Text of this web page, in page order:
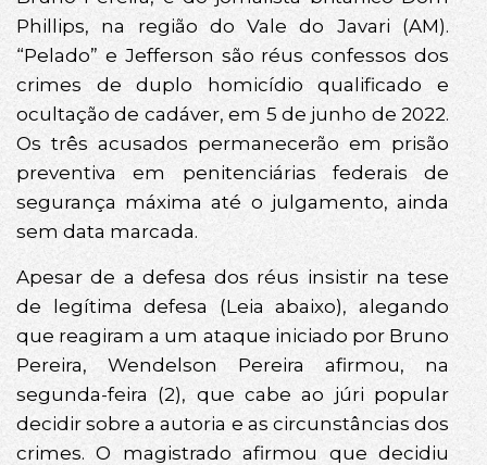
Phillips, na região do Vale do Javari (AM).
“Pelado” e Jefferson são réus confessos dos
crimes de duplo homicídio qualificado e
ocultação de cadáver, em 5 de junho de 2022.
Os três acusados permanecerão em prisão
preventiva em penitenciárias federais de
segurança máxima até o julgamento, ainda
sem data marcada.
Apesar de a defesa dos réus insistir na tese
de legítima defesa (Leia abaixo), alegando
que reagiram a um ataque iniciado por Bruno
Pereira, Wendelson Pereira afirmou, na
segunda-feira (2), que cabe ao júri popular
decidir sobre a autoria e as circunstâncias dos
crimes. O magistrado afirmou que decidiu